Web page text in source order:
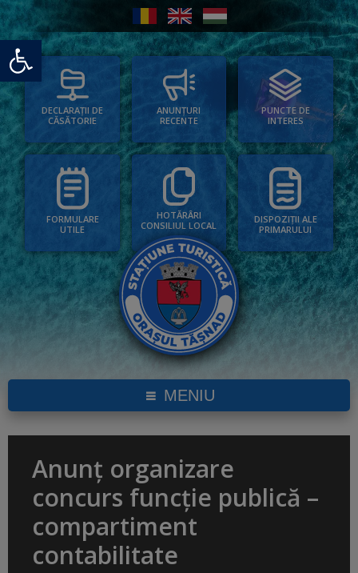
Deschide bara de unelte
DECLARAȚII DE
CĂSĂTORIE
ANUNȚURI
RECENTE
PUNCTE DE
INTERES
FORMULARE
UTILE
HOTĂRÂRI
CONSILIUL LOCAL
DISPOZIȚII ALE
PRIMARULUI
MENIU
Anunț organizare
concurs funcție publică –
compartiment
contabilitate